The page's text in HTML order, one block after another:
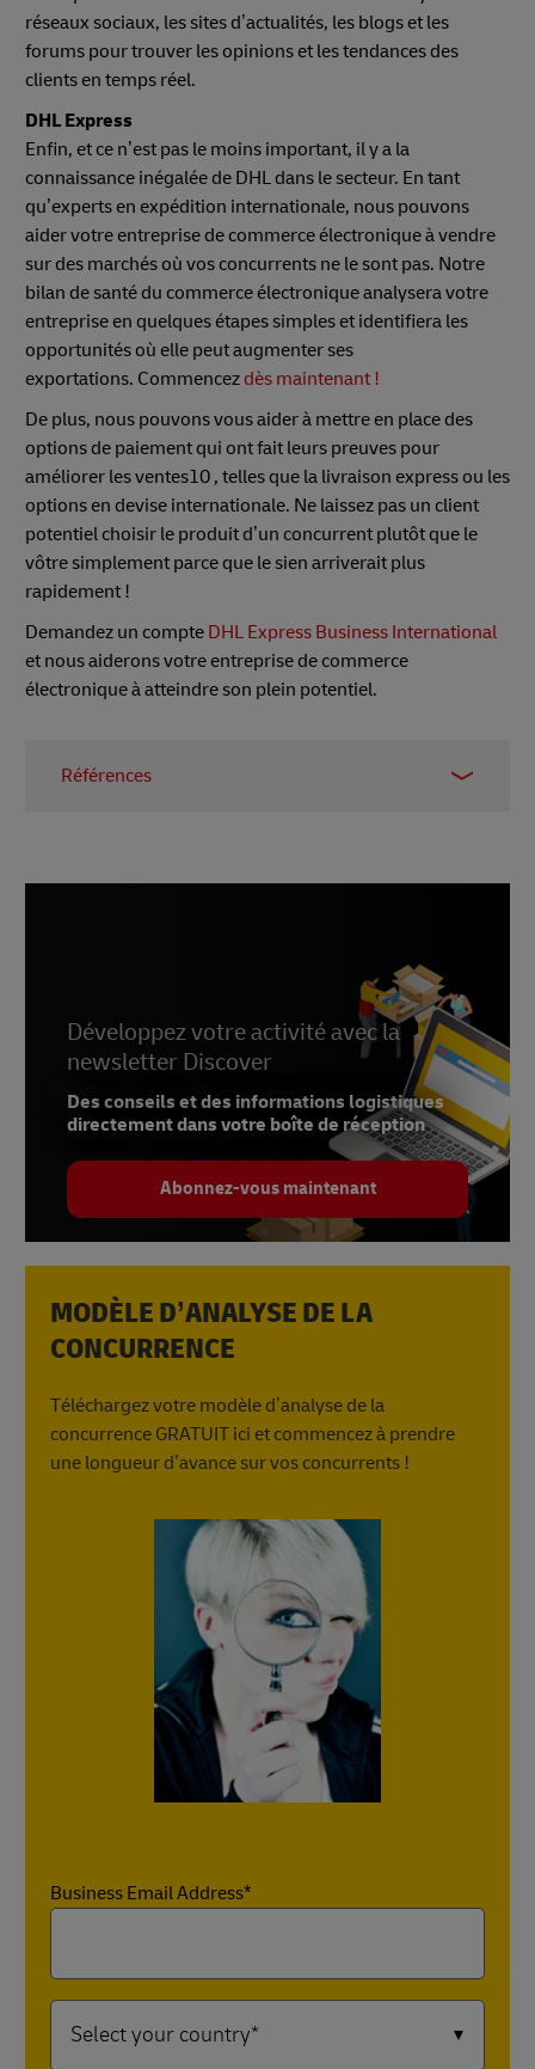
réseaux sociaux, les sites d’actualités, les blogs et les
forums pour trouver les opinions et les tendances des
clients en temps réel.
DHL Express
Enfin, et ce n’est pas le moins important, il y a la
connaissance inégalée de DHL dans le secteur. En tant
qu’experts en expédition internationale, nous pouvons
aider votre entreprise de commerce électronique à vendre
sur des marchés où vos concurrents ne le sont pas. Notre
bilan de santé du commerce électronique analysera votre
entreprise en quelques étapes simples et identifiera les
opportunités où elle peut augmenter ses
exportations. Commencez dès maintenant !
De plus, nous pouvons vous aider à mettre en place des
options de paiement qui ont fait leurs preuves pour
améliorer les ventes10 , telles que la livraison express ou les
options en devise internationale. Ne laissez pas un client
potentiel choisir le produit d’un concurrent plutôt que le
vôtre simplement parce que le sien arriverait plus
rapidement !
Demandez un compte DHL Express Business International
et nous aiderons votre entreprise de commerce
électronique à atteindre son plein potentiel.
Références
3 –Rapport Backlinko, août 2019
8 –Trustpilot
9 –Recherche rapide
Développez votre activité avec la
newsletter Discover
Des conseils et des informations logistiques
directement dans votre boîte de réception
Abonnez-vous maintenant
MODÈLE D’ANALYSE DE LA
CONCURRENCE
Téléchargez votre modèle d’analyse de la
concurrence GRATUIT ici et commencez à prendre
une longueur d’avance sur vos concurrents !
Business Email Address*